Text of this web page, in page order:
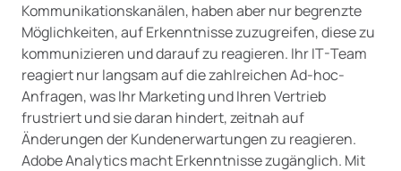
Kommunikationskanälen, haben aber nur begrenzte
Möglichkeiten, auf Erkenntnisse zuzugreifen, diese zu
kommunizieren und darauf zu reagieren. Ihr IT-Team
reagiert nur langsam auf die zahlreichen Ad-hoc-
Anfragen, was Ihr Marketing und Ihren Vertrieb
frustriert und sie daran hindert, zeitnah auf
Änderungen der Kundenerwartungen zu reagieren.
Adobe Analytics macht Erkenntnisse zugänglich. Mit